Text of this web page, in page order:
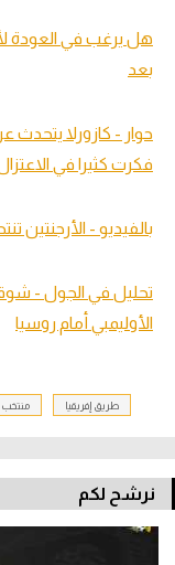
هل يرغب في العودة
بعد
حوار - كازورلا يتحدث
فكرت كثيرا في
بالفيديو - الأرجنتين
الأوليمبي أمام روسيا
طريق إفريقيا
نرشح لكم